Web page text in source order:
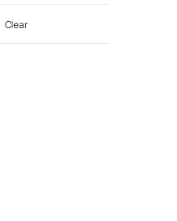
Clear